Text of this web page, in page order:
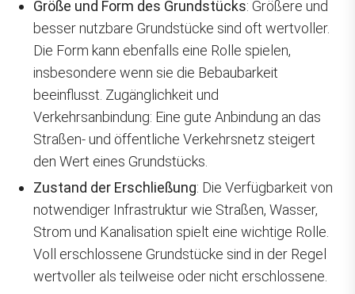
Größe und Form des Grundstücks: Größere und
besser nutzbare Grundstücke sind oft wertvoller.
Die Form kann ebenfalls eine Rolle spielen,
insbesondere wenn sie die Bebaubarkeit
beeinflusst. Zugänglichkeit und
Verkehrsanbindung: Eine gute Anbindung an das
Straßen- und öffentliche Verkehrsnetz steigert
den Wert eines Grundstücks.
Zustand der Erschließung: Die Verfügbarkeit von
notwendiger Infrastruktur wie Straßen, Wasser,
Strom und Kanalisation spielt eine wichtige Rolle.
Voll erschlossene Grundstücke sind in der Regel
wertvoller als teilweise oder nicht erschlossene.